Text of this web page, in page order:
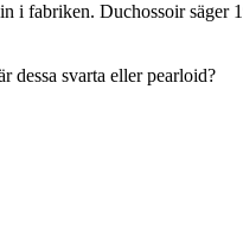
fabriken. Duchossoir
dessa svarta eller pearloid?